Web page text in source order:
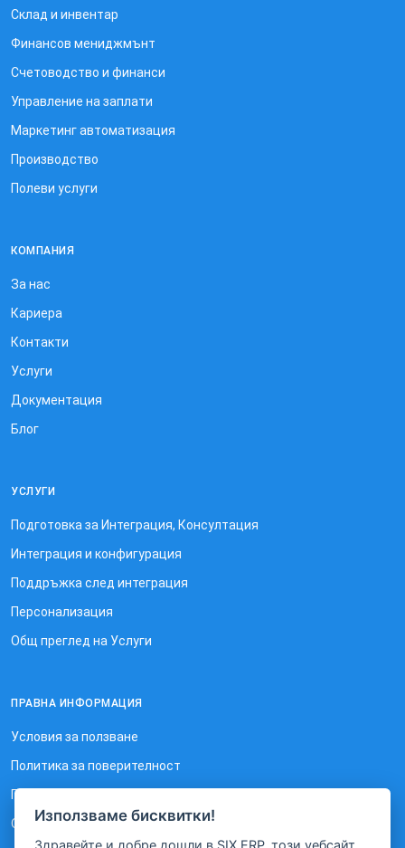
Склад и инвентар
Финансов мениджмънт
Счетоводство и финанси
Управление на заплати
Маркетинг автоматизация
Производство
Полеви услуги
КОМПАНИЯ
За нас
Кариера
Контакти
Услуги
Документация
Блог
УСЛУГИ
Подготовка за Интеграция, Консултация
Интеграция и конфигурация
Поддръжка след интеграция
Персонализация
Общ преглед на Услуги
ПРАВНА ИНФОРМАЦИЯ
Условия за ползване
Политика за поверителност
Политика за използване на бисквитки
Отказ от отговорност
Използваме бисквитки!
Здравейте и добре дошли в SIX ERP, този уебсайт